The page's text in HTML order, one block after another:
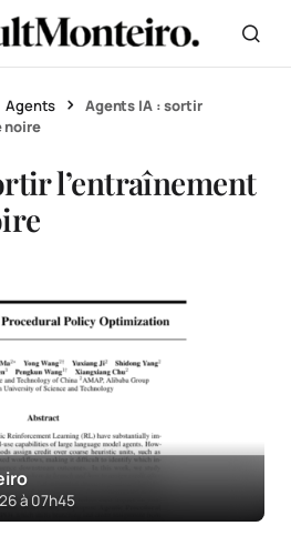
Agents
Agents IA : sortir
noire
l’entraînement
à 07h45